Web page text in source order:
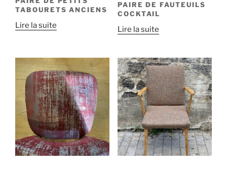
TABOURETS ANCIENS
Lire la suite
PAIRE DE FAUTEUILS
COCKTAIL
Lire la suite